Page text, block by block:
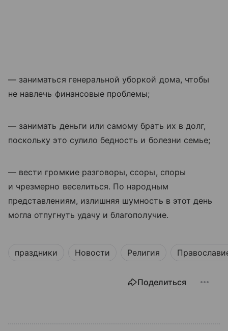
— заниматься генеральной уборкой дома, чтобы
не навлечь финансовые проблемы;
— занимать деньги или самому брать их в долг,
поскольку это сулило бедность и болезни семье;
— вести громкие разговоры, ссоры, споры
и чрезмерно веселиться. По народным
представлениям, излишняя шумность в этот день
могла отпугнуть удачу и благополучие.
праздники Новости Религия
Поделиться